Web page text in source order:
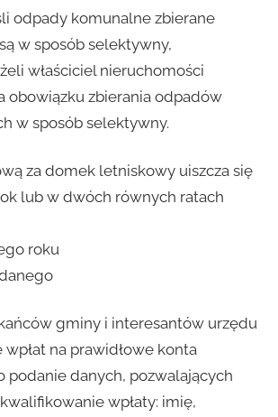
odpady komunalne zbierane
w sposób selektywny,
właściciel nieruchomości
obowiązku zbierania odpadów
w sposób selektywny.
za domek letniskowy uiszcza się
lub w dwóch równych ratach
roku
gminy i interesantów urzędu
na prawidłowe konta
podanie danych, pozwalających
wpłaty: imię,